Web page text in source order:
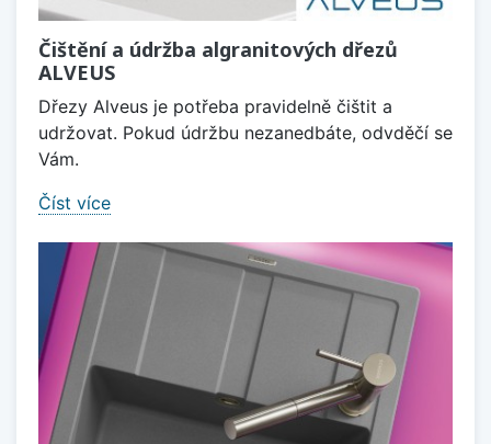
Čištění a údržba algranitových dřezů
ALVEUS
Dřezy Alveus je potřeba pravidelně čištit a
udržovat. Pokud údržbu nezanedbáte, odvděčí se
Vám.
Číst více